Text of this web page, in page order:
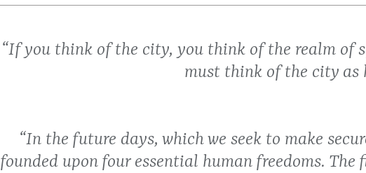
“If you think of the city, you think of the realm of
must think of the city as
“In the future days, which we seek to make
founded upon four essential human freedoms. The